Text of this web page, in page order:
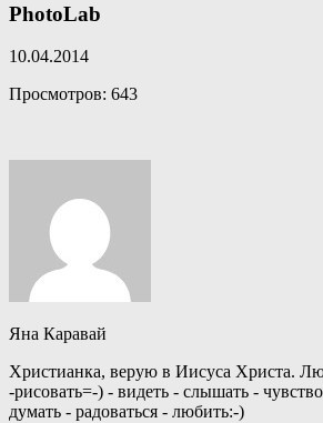
PhotoLab
10.04.2014
Просмотров: 643
Яна Каравай
Христианка, верую в Иисуса Христа.
-рисовать=-) - видеть - слышать -
думать - радоваться - любить:-)